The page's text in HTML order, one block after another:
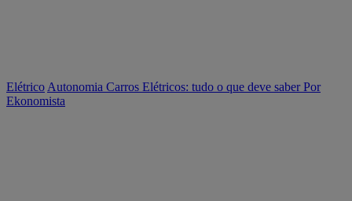
Elétrico Autonomia Carros Elétricos: tudo o que deve saberPor
Ekonomista